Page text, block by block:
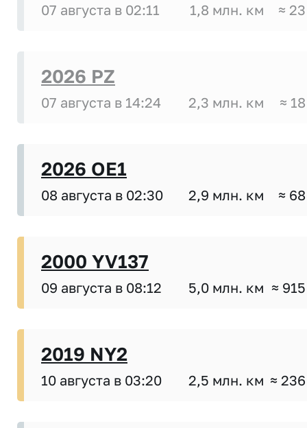
07 августа в 02:11 1,8 млн. км ≈
2026 PZ
07 августа в 14:24 2,3 млн. км ≈
2026 OE1
08 августа в 02:30 2,9 млн. км ≈
2000 YV137
09 августа в 08:12 5,0 млн. км ≈
2019 NY2
10 августа в 03:20 2,5 млн. км ≈